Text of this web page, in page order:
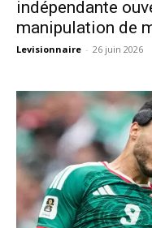
indépendante
manipulation de
Levisionnaire - 26 juin 2026